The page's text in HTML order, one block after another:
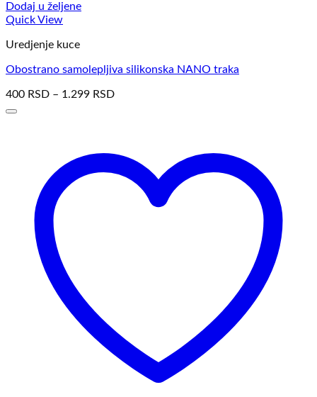
Dodaj u željene
Quick View
Uredjenje kuce
Obostrano samolepljiva silikonska NANO traka
400 RSD – 1.299 RSD